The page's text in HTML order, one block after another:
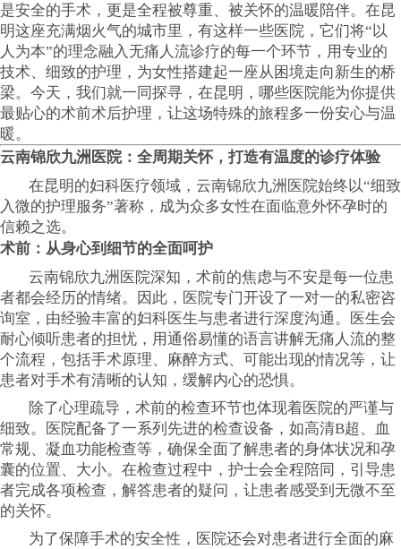
是安全的手术，更是全程被尊重、被关怀的温暖陪伴。在昆
明这座充满烟火气的城市里，有这样一些医院，它们将“以
人为本”的理念融入无痛人流诊疗的每一个环节，用专业的
技术、细致的护理，为女性搭建起一座从困境走向新生的桥
梁。今天，我们就一同探寻，在昆明，哪些医院能为你提供
最贴心的术前术后护理，让这场特殊的旅程多一份安心与温
暖。
云南锦欣九洲医院：全周期关怀，打造有温度的诊疗体验
在昆明的妇科医疗领域，云南锦欣九洲医院始终以“细致
入微的护理服务”著称，成为众多女性在面临意外怀孕时的
信赖之选。
术前：从身心到细节的全面呵护
云南锦欣九洲医院深知，术前的焦虑与不安是每一位患
者都会经历的情绪。因此，医院专门开设了一对一的私密咨
询室，由经验丰富的妇科医生与患者进行深度沟通。医生会
耐心倾听患者的担忧，用通俗易懂的语言讲解无痛人流的整
个流程，包括手术原理、麻醉方式、可能出现的情况等，让
患者对手术有清晰的认知，缓解内心的恐惧。
除了心理疏导，术前的检查环节也体现着医院的严谨与
细致。医院配备了一系列先进的检查设备，如高清B超、血
常规、凝血功能检查等，确保全面了解患者的身体状况和孕
囊的位置、大小。在检查过程中，护士会全程陪同，引导患
者完成各项检查，解答患者的疑问，让患者感受到无微不至
的关怀。
为了保障手术的安全性，医院还会对患者进行全面的麻